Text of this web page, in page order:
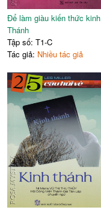
Để làm giàu kiến thức kinh
Thánh
Tập số: T1-C
Tác giả: Nhiều tác giả